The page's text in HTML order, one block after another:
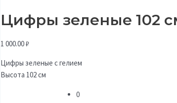
Цифры зеленые 102
1 000.00₽
Цифры зеленые с гелием
Высота 102 см
0